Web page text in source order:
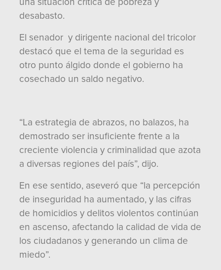
desabasto.
El senador y dirigente nacional del tricolor
destacó que el tema de la seguridad es
otro punto álgido donde el gobierno ha
cosechado un saldo negativo.
“La estrategia de abrazos, no balazos, ha
demostrado ser insuficiente frente a la
creciente violencia y criminalidad que azota
a diversas regiones del país”, dijo.
En ese sentido, aseveró que “la percepción
de inseguridad ha aumentado, y las cifras
de homicidios y delitos violentos continúan
en ascenso, afectando la calidad de vida de
los ciudadanos y generando un clima de
miedo”.